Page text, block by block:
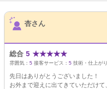
サロンPick Up
杏さん
総合 5 ★★★★★
雰囲気： 5 接客サービス： 5 技術・仕上がり
先日はありがとうございました！
お外まで迎えに出てきていただけて